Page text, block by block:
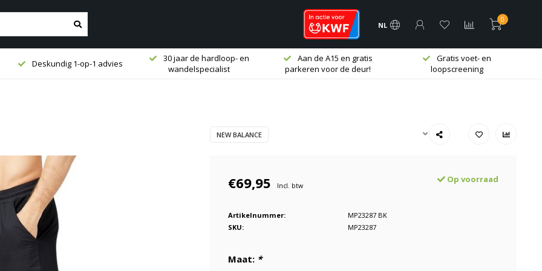
NL
0
Deskundig 1-op-1 advies
30 jaar de hardloop- en
wandelspecialist
Aan de A15 en gratis
parkeren voor de deur!
Gratis voet- en
loopscreening
NEW BALANCE
€69,95 Incl. btw
Op voorraad
Artikelnummer:
MP23287 BK
SKU:
MP23287
Maat: *